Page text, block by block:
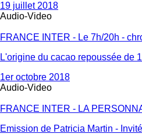
19 juillet 2018
Audio-Video
FRANCE INTER - Le 7h/20h -
L'origine du cacao repoussée de
1er octobre 2018
Audio-Video
FRANCE INTER - LA
Emission de Patricia Martin -